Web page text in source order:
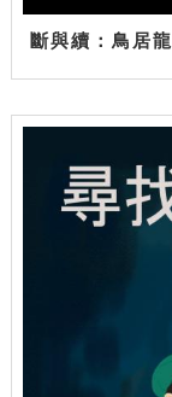
斷與續：鳥居